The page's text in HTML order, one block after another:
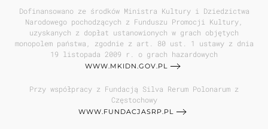
Dofinansowano ze środków Ministra Kultury i Dziedzictwa
Narodowego pochodzących z Funduszu Promocji Kultury,
uzyskanych z dopłat ustanowionych w grach objętych
monopolem państwa, zgodnie z art. 80 ust. 1 ustawy z dnia
19 listopada 2009 r. o grach hazardowych
WWW.MKIDN.GOV.PL
Przy współpracy z Fundacją Silva Rerum Polonarum z
Częstochowy
WWW.FUNDACJASRP.PL